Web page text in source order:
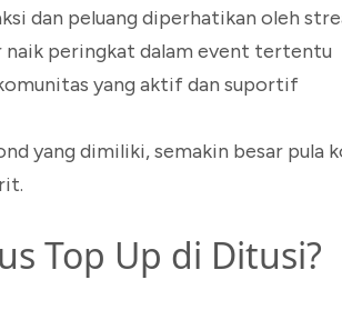
dan peluang diperhatikan oleh
peringkat dalam event tertentu
yang aktif dan suportif
yang dimiliki, semakin besar pula
Top Up di Ditusi?